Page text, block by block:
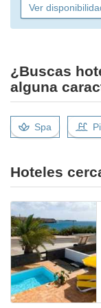
Ver
¿Buscas
alguna
Spa
Hoteles